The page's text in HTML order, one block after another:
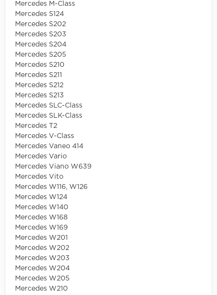
Mercedes M-Class
Mercedes S124
Mercedes S202
Mercedes S203
Mercedes S204
Mercedes S205
Mercedes S210
Mercedes S211
Mercedes S212
Mercedes S213
Mercedes SLC-Class
Mercedes SLK-Class
Mercedes T2
Mercedes V-Class
Mercedes Vaneo 414
Mercedes Vario
Mercedes Viano W639
Mercedes Vito
Mercedes W116, W126
Mercedes W124
Mercedes W140
Mercedes W168
Mercedes W169
Mercedes W201
Mercedes W202
Mercedes W203
Mercedes W204
Mercedes W205
Mercedes W210